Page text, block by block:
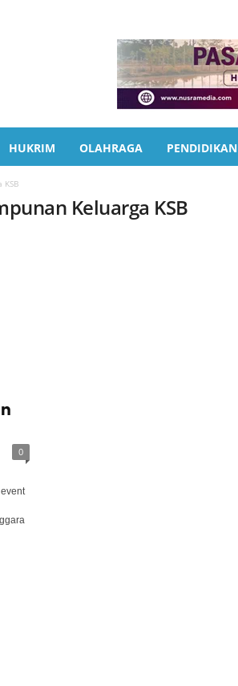
HUKRIM OLAHRAGA PENDIDIKAN
Keluarga KSB
0